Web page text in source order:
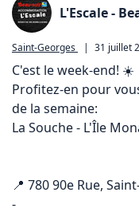
L'Escale -
Saint-Georges | 31 juillet
C'est le week-end! ☀️
Profitez-en pour
de la semaine:
La Souche - L'Île
📍 780 90e Rue,
-